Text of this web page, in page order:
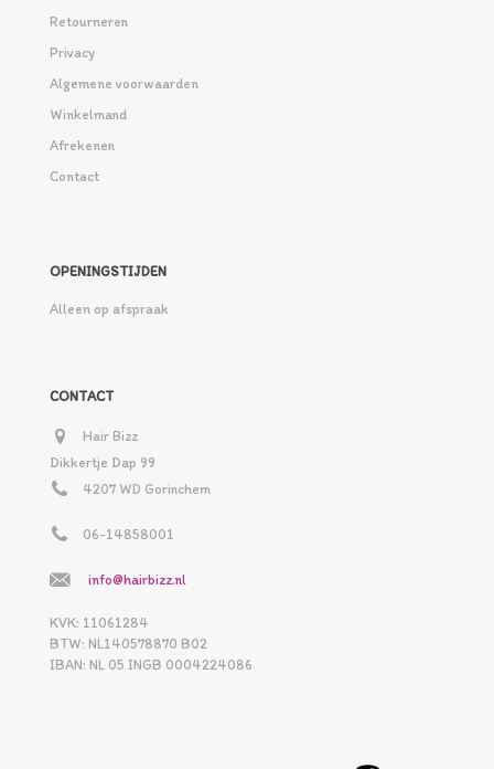
Retourneren
Privacy
Algemene voorwaarden
Winkelmand
Afrekenen
Contact
OPENINGSTIJDEN
Alleen op afspraak
CONTACT
Hair Bizz
Dikkertje Dap 99
4207 WD Gorinchem
06-14858001
info@hairbizz.nl
KVK: 11061284
BTW: NL140578870 B02
IBAN: NL 05 INGB 0004224086